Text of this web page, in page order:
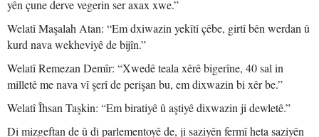
yên çune derve vegerin ser axax xwe.”
Welatî Maşalah Atan: “Em dxiwazin yekîtî çêbe, girtî bên werdan û
kurd nava wekheviyê de bijîn.”
Welatî Remezan Demîr: “Xwedê teala xêrê bigerîne, 40 sal in
milletê me nava vî şerî de perişan bu, em dixwazin bi xêr be.”
Welatî Îhsan Taşkin: “Em biratiyê û aştiyê dixwazin ji dewletê.”
Di mizgeftan de û di parlementoyê de, ji saziyên fermî heta saziyên